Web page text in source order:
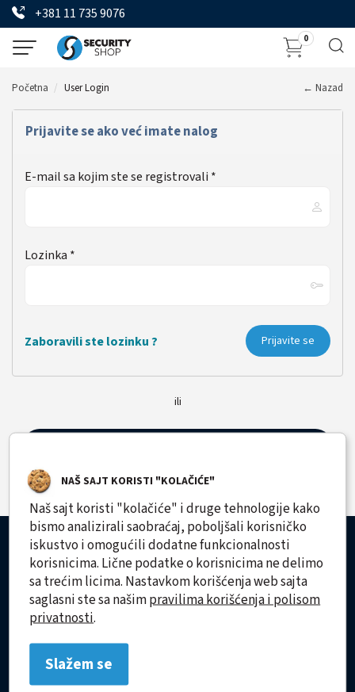
+381 11 735 9076
0
Početna User Login ← Nazad
Prijavite se ako već imate nalog
E-mail sa kojim ste se registrovali *
Lozinka *
Zaboravili ste lozinku ?
ili
Korisnički servis
Brzi linkovi
Ada Ciganlija – Kamp Partizan 289, 11030 Beograd
NAŠ SAJT KORISTI "KOLAČIĆE"
Naš sajt koristi "kolačiće" i druge tehnologije kako
bismo analizirali saobraćaj, poboljšali korisničko
iskustvo i omogućili dodatne funkcionalnosti
korisnicima. Lične podatke o korisnicima ne delimo
sa trećim licima. Nastavkom korišćenja web sajta
saglasni ste sa našimpravilima korišćenja i polisom
privatnosti.
Slažem se